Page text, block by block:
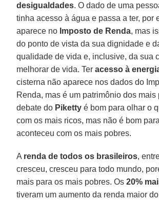
desigualdades. O dado de uma
tinha acesso à água e passa a ter, por
aparece no Imposto de Renda, mas
do ponto de vista da sua dignidade e
qualidade de vida e, inclusive, da sua
melhorar de vida. Teracesso à
cisterna não aparece nos dados do
Renda, mas é um patrimônio dos mais
debate do Piketty é bom para olhar o
com os mais ricos, mas não é bom
aconteceu com os mais pobres.
A renda de todos os brasileiros,
cresceu, cresceu para todo mundo,
mais para os mais pobres. Os20%
tiveram um aumento da renda maior